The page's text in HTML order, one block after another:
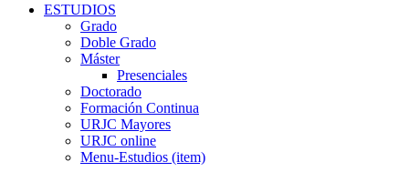
ESTUDIOS
Grado
Doble Grado
Máster
Presenciales
Doctorado
Formación Continua
URJC Mayores
URJC online
Menu-Estudios (item)